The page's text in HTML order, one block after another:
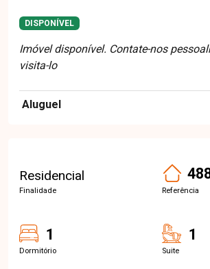
DISPONÍVEL
Imóvel disponível. Contate-nos
visita-lo
Aluguel
Residencial
Finalidade Referência
1
Dormitório
1
Suite